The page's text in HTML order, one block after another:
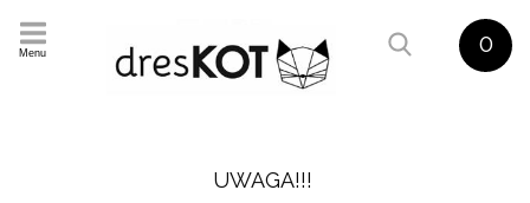
Menu 0
UWAGA!!!